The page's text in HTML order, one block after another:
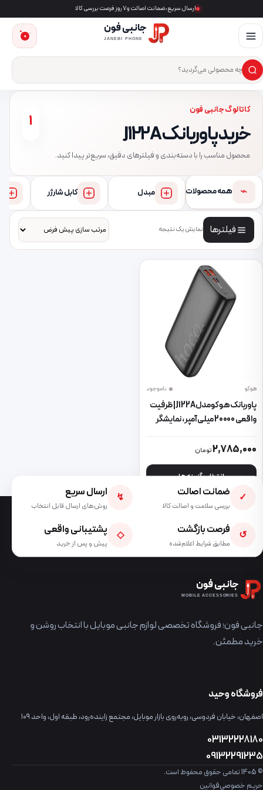
ارسال سریع، ضمانت اصالت و ۷ روز فرصت بررسی کالا
جانبی فون
JANEBI PHONE
جست‌وجوی محصول
×
0
کاتالوگ جانبی فون
خرید پاوربانک J122A
محصول مناسب را با دسته‌بندی و فیلترهای دقیق، سریع‌تر پیدا کنید.
1
⌁ همه محصولات مبدل کابل شارژر
فیلترها نمایش یک نتیجه
هوکو ناموجود
پاوربانک هوکو مدل J122A | ظرفیت
واقعی 20000 میلی‌آمپر، نمایشگر
2,785,000تومان
انتخاب گزینه ها
این محصول دارای انواع مختلفی می باشد. گزینه ها ممکن است در
✓ ضمانت اصالت
بررسی سلامت و اصالت کالا
↯ ارسال سریع
روش‌های ارسال قابل انتخاب
↺ فرصت بازگشت
مطابق شرایط اعلام‌شده
◇ پشتیبانی واقعی
پیش و پس از خرید
جانبی فون
MOBILE ACCESSORIES
جانبی فون؛ فروشگاه تخصصی لوازم جانبی موبایل با انتخاب روشن و
خرید مطمئن.
فروشگاه وحید
اصفهان، خیابان فردوسی، روبه‌روی بازار موبایل، مجتمع زاینده‌رود، طبقه اول، واحد ۱۰۹
03132228180
09132291235
© 1405 تمامی حقوق محفوظ است.
حریم خصوصیقوانین